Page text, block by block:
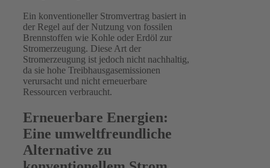
Ein konventioneller Stromvertrag basiert in
der Regel auf der Nutzung von fossilen
Brennstoffen wie Kohle oder Erdöl zur
Stromerzeugung. Diese Art der
Stromerzeugung ist jedoch nicht nachhaltig,
da sie hohe Treibhausgasemissionen
verursacht und nicht erneuerbare
Ressourcen verbraucht.
Erneuerbare Energien:
Eine umweltfreundliche
Alternative zu